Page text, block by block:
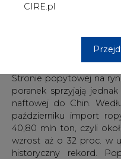
CIRE.pl
Notowania ropy
Stronie popytowej na
poranek sprzyjają
naftowej do Chin.
październiku import
40,80 mln ton, czyli
wzrost aż o 32 proc. w
historyczny rekord.